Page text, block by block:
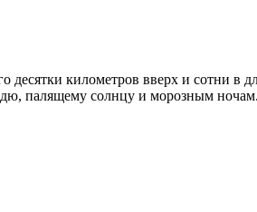
километров вверх и сотни в
палящему солнцу и морозным